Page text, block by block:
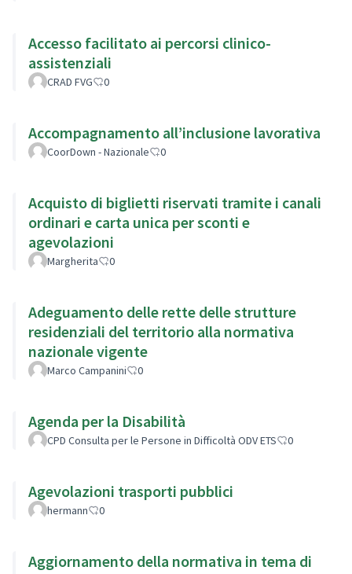
Accesso facilitato ai percorsi clinico-
assistenziali
CRAD FVG 0
Accompagnamento all’inclusione lavorativa
CoorDown - Nazionale 0
Acquisto di biglietti riservati tramite i canali
ordinari e carta unica per sconti e
agevolazioni
Margherita 0
Adeguamento delle rette delle strutture
residenziali del territorio alla normativa
nazionale vigente
Marco Campanini 0
Agenda per la Disabilità
CPD Consulta per le Persone in Difficoltà ODV ETS 0
Agevolazioni trasporti pubblici
hermann 0
Aggiornamento della normativa in tema di